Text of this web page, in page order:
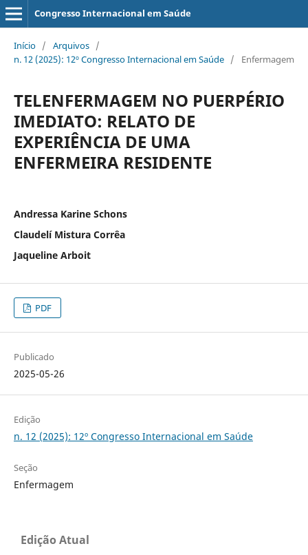
Congresso Internacional em Saúde
Início / Arquivos /
n. 12 (2025): 12º Congresso Internacional em Saúde / Enfermagem
TELENFERMAGEM NO PUERPÉRIO
IMEDIATO: RELATO DE
EXPERIÊNCIA DE UMA
ENFERMEIRA RESIDENTE
Andressa Karine Schons
Claudelí Mistura Corrêa
Jaqueline Arboit
PDF
Publicado
2025-05-26
Edição
n. 12 (2025): 12º Congresso Internacional em Saúde
Seção
Enfermagem
Edição Atual